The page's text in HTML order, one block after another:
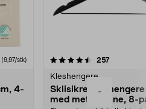
-
(9,97/stk)
4-
257
Kleshengere
Sklisikre
med metallpinne, 8-
4.5av 5 stjerner